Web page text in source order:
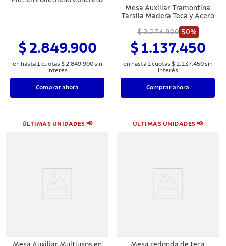
$ 2.849.900
en hasta 1 cuotas $ 2.849.900sin
interés
Comprar ahora
Mesa Auxiliar Tramontina
Tarsila Madera Teca y Acero
$ 2.274.900 50%
$ 1.137.450
en hasta 1 cuotas $ 1 .137.450sin
interés
Comprar ahora
ÚLTIMAS UNIDADES 📢 ÚLTIMAS UNIDADES 📢